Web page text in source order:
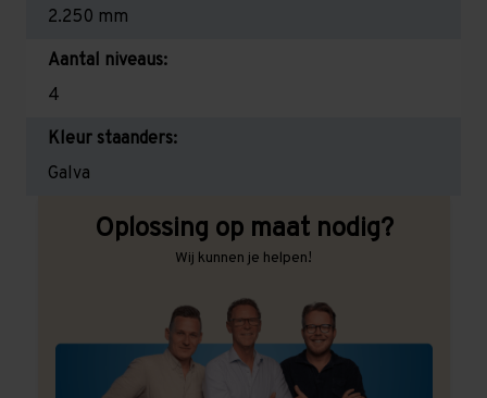
2.250 mm
Aantal niveaus:
4
Kleur staanders:
Galva
Oplossing op maat nodig?
Wij kunnen je helpen!